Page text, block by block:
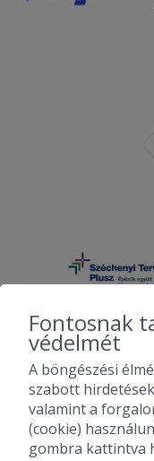
2010-2026
Pizza, gyros,
Fontosnak
védelmét
A böngészési
szabott
valamint a
(cookie)
gombra kattintva